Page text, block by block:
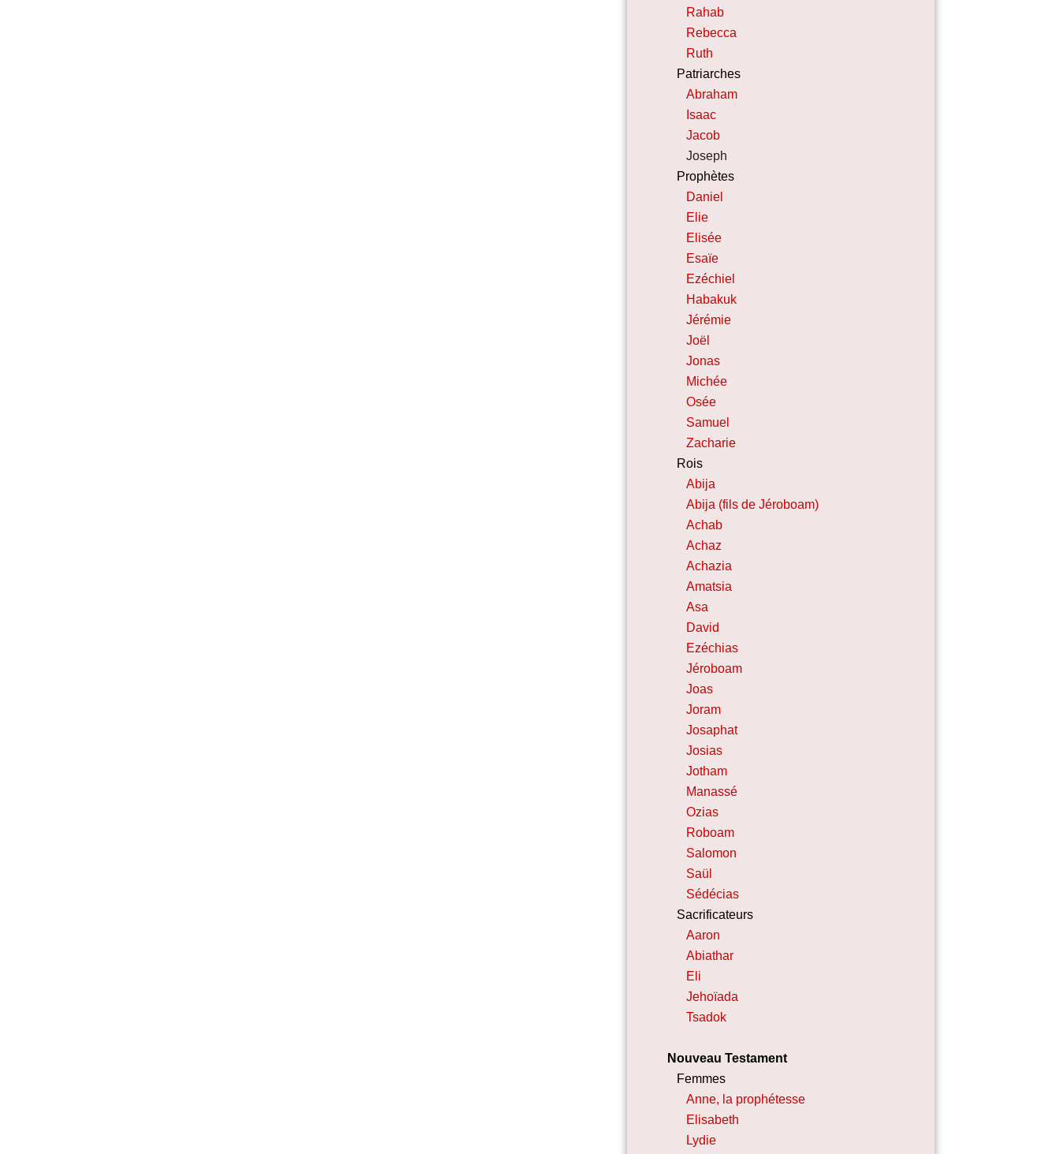
Rahab
Rebecca
Ruth
Patriarches
Abraham
Isaac
Jacob
Joseph
Prophètes
Daniel
Elie
Elisée
Esaïe
Ezéchiel
Habakuk
Jérémie
Joël
Jonas
Michée
Osée
Samuel
Zacharie
Rois
Abija
Abija (fils de Jéroboam)
Achab
Achaz
Achazia
Amatsia
Asa
David
Ezéchias
Jéroboam
Joas
Joram
Josaphat
Josias
Jotham
Manassé
Ozias
Roboam
Salomon
Saül
Sédécias
Sacrificateurs
Aaron
Abiathar
Eli
Jehoïada
Tsadok
Nouveau Testament
Femmes
Anne, la prophétesse
Elisabeth
Lydie